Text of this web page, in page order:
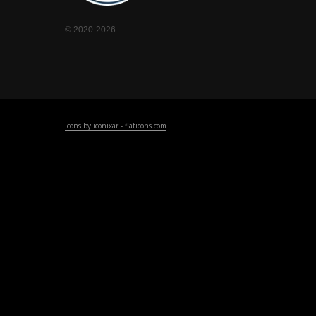
© 2020-2026
Icons by iconixar - flaticons.com